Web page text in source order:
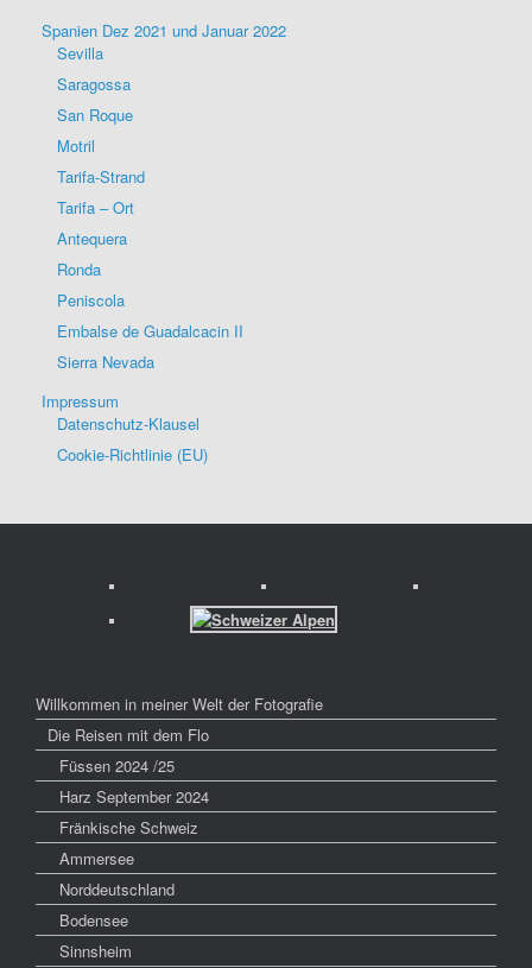
Spanien Dez 2021 und Januar 2022
Sevilla
Saragossa
San Roque
Motril
Tarifa-Strand
Tarifa – Ort
Antequera
Ronda
Peniscola
Embalse de Guadalcacin II
Sierra Nevada
Impressum
Datenschutz-Klausel
Cookie-Richtlinie (EU)
Willkommen in meiner Welt der Fotografie
Die Reisen mit dem Flo
Füssen 2024 /25
Harz September 2024
Fränkische Schweiz
Ammersee
Norddeutschland
Bodensee
Sinnsheim